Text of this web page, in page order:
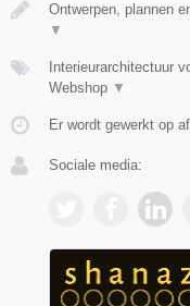
Ontwerpen, plannen
▼
Interieurarchitectuur
Webshop ▼
Er wordt gewerkt op
Sociale media: